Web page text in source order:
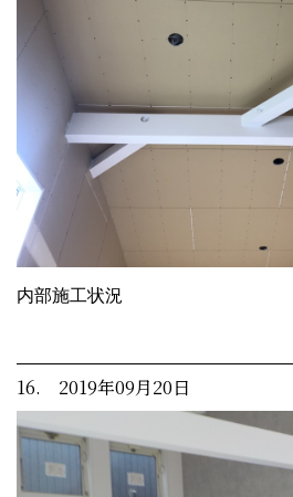
内部施工状況
16. 2019年09月20日